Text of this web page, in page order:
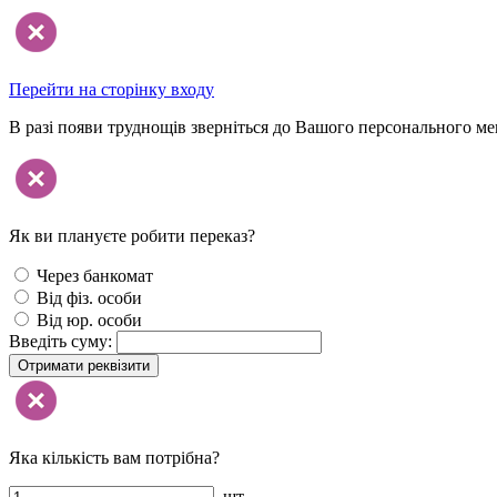
Перейти на сторінку входу
В разі появи труднощів зверніться до Вашого персонального
Як ви плануєте робити переказ?
Через банкомат
Від фіз. особи
Від юр. особи
Введіть суму:
Отримати реквізити
Яка кількість вам потрібна?